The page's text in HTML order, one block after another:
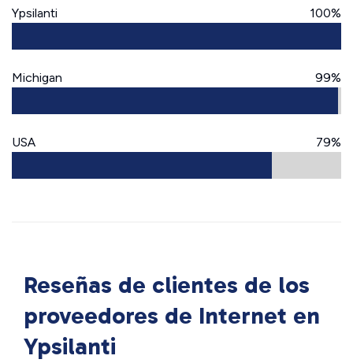
Ypsilanti 100%
Michigan 99%
USA 79%
Reseñas de clientes de los
proveedores de Internet en
Ypsilanti